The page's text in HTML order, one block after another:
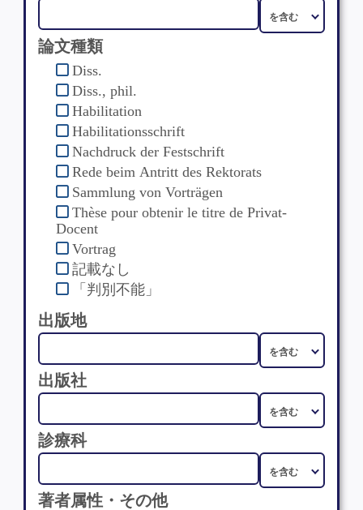
論文種類
Diss.
Diss., phil.
Habilitation
Habilitationsschrift
Nachdruck der Festschrift
Rede beim Antritt des Rektorats
Sammlung von Vorträgen
Thèse pour obtenir le titre de Privat-
Docent
Vortrag
記載なし
「判別不能」
出版地
出版社
診療科
著者属性・その他